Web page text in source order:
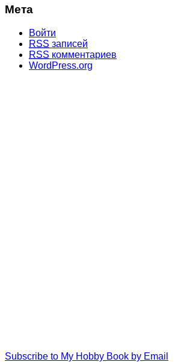
Мета
Войти
RSS записей
RSS комментариев
WordPress.org
Subscribe to My Hobby Book by Email